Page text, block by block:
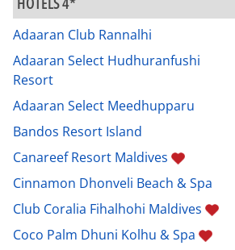
Adaaran Club Rannalhi
Adaaran Select Hudhuranfushi
Resort
Adaaran Select Meedhupparu
Bandos Resort Island
Canareef Resort Maldives
Cinnamon Dhonveli Beach & Spa
Club Coralia Fihalhohi Maldives
Coco Palm Dhuni Kolhu & Spa